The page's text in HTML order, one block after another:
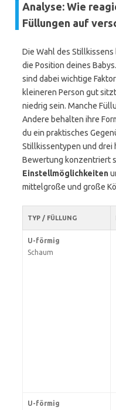
Analyse: Wie
Füllungen auf
Die Wahl des
die Position deines
sind dabei wichtige
kleineren Person gut
niedrig sein. Manche
Andere behalten ihre
du ein praktisches
Stillkissentypen und drei
Bewertung konzentriert
Einstellmöglichkeiten
mittelgroße und große
TYP / FÜLLUNG
U-förmig
Schaum
U-förmig